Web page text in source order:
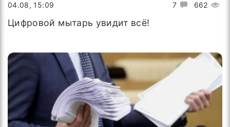
7 662
04.08, 15:09
Цифровой мытарь увидит всё!